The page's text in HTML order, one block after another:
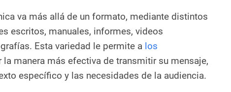
va más allá de un formato, mediante distintos
escritos, manuales, informes, videos
Esta variedad le permite a los
la manera más efectiva de transmitir su mensaje,
específico y las necesidades de la audiencia.